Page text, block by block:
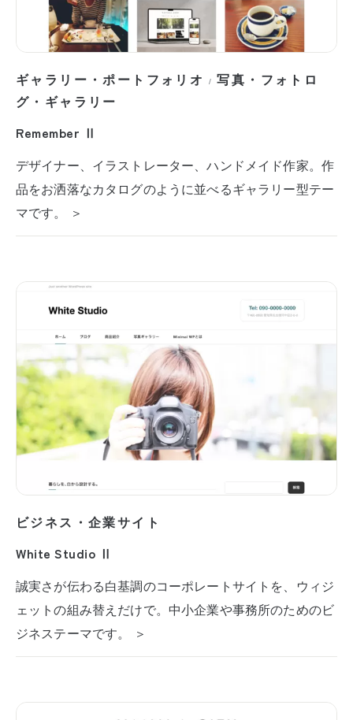
ギャラリー・ポートフォリオ /写真・フォトロ
グ・ギャラリー
Remember Ⅱ
デザイナー、イラストレーター、ハンドメイド作家。作
品をお洒落なカタログのように並べるギャラリー型テー
マです。 ＞
ビジネス・企業サイト
White Studio Ⅱ
誠実さが伝わる白基調のコーポレートサイトを、ウィジ
ェットの組み替えだけで。中小企業や事務所のためのビ
ジネステーマです。 ＞